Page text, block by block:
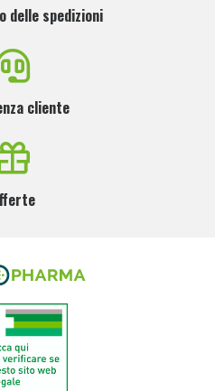
delle spedizioni
cliente